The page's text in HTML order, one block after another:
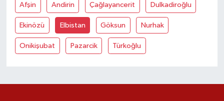
Afşin Andirin Çağlayancerit Dulkadiroğlu
Ekinözü Elbistan Göksun Nurhak
Onikişubat Pazarcik Türkoğlu